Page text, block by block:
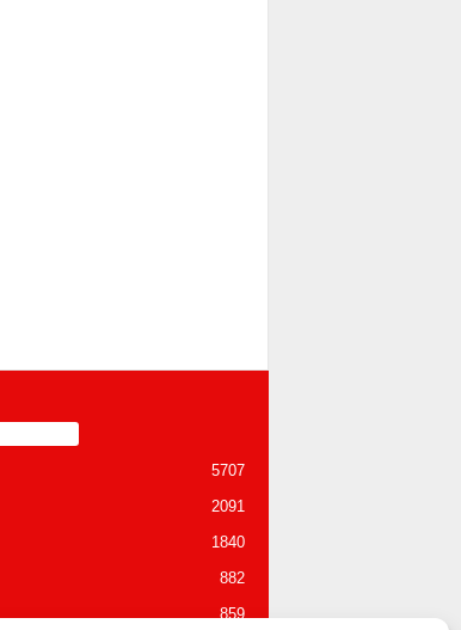
5707
2091
1840
882
859